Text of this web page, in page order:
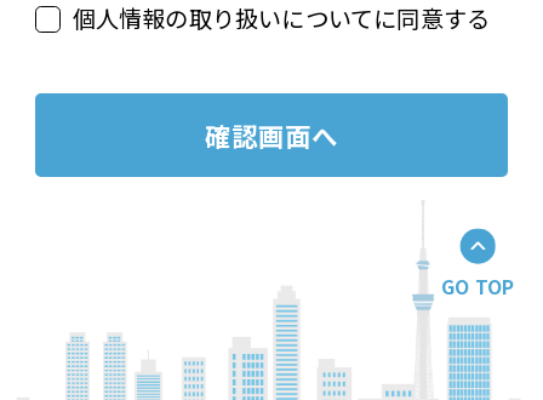
個人情報の取り扱いについてに同意する
確認画面へ
GO TOP